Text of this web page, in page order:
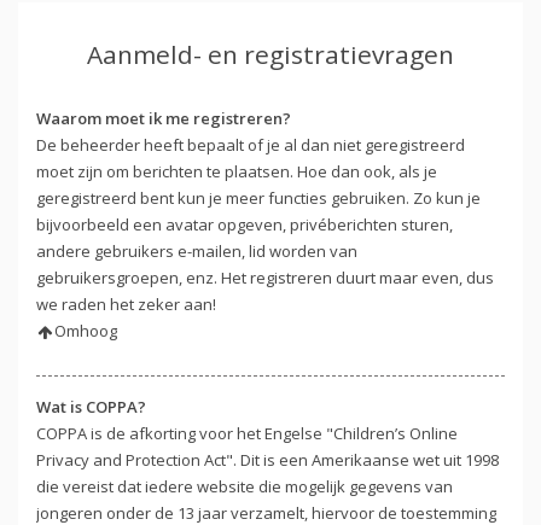
Aanmeld- en registratievragen
Waarom moet ik me registreren?
De beheerder heeft bepaalt of je al dan niet geregistreerd
moet zijn om berichten te plaatsen. Hoe dan ook, als je
geregistreerd bent kun je meer functies gebruiken. Zo kun je
bijvoorbeeld een avatar opgeven, privéberichten sturen,
andere gebruikers e-mailen, lid worden van
gebruikersgroepen, enz. Het registreren duurt maar even, dus
we raden het zeker aan!
Omhoog
Wat is COPPA?
COPPA is de afkorting voor het Engelse "Children’s Online
Privacy and Protection Act". Dit is een Amerikaanse wet uit 1998
die vereist dat iedere website die mogelijk gegevens van
jongeren onder de 13 jaar verzamelt, hiervoor de toestemming